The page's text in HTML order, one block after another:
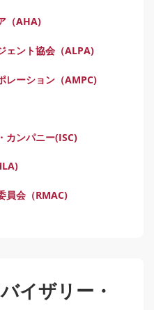
（AHA)
ェント協会（ALPA)
レーション（AMPC)
カンパニー(ISC)
員会（RMAC)
イザリー・